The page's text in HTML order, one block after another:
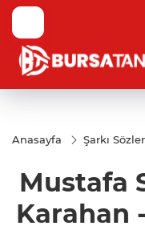
Anasayfa Şarkı
Mustafa
Karahan